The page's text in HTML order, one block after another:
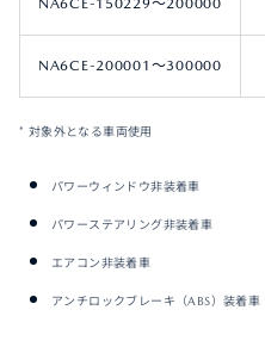
NA6CE-150229～200000
NA6CE-200001～300000
* 対象外となる車両使用
パワーウィンドウ非装着車
パワーステアリング非装着車
エアコン非装着車
アンチロックブレーキ（ABS）装着車